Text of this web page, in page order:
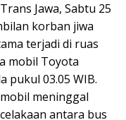
Jawa, Sabtu 25
korban jiwa
terjadi di ruas
mobil Toyota
pukul 03.05 WIB.
meninggal
antara bus